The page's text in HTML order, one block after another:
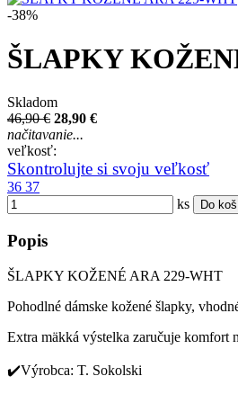
-38%
ŠLAPKY
Skladom
46,90 € 28,90 €
načitavanie...
veľkosť:
Skontrolujte si svoju veľkosť
36 37
ks
Do
Popis
ŠLAPKY KOŽENÉ ARA 229-WHT
Pohodlné dámske kožené šlapky,
Extra mäkká výstelka zaručuje komfort
✔️Výrobca: T. Sokolski